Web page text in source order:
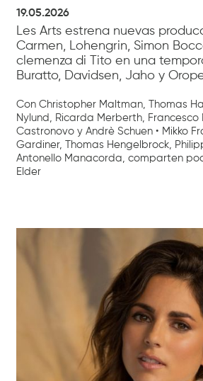
19.05.2026
Les Arts estrena nuevas
Carmen, Lohengrin, Simon
clemenza di Tito en una
Buratto, Davidsen, Jaho y
Con Christopher Maltman, Thomas
Nylund, Ricarda Merberth, Francesco
Castronovo y Andrè Schuen • Mikko
Gardiner, Thomas Hengelbrock,
Antonello Manacorda, comparten
Elder